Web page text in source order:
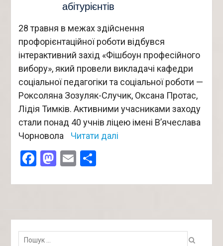
абітурієнтів
28 травня в межах здійснення
профорієнтаційної роботи відбувся
інтерактивний захід «Фішбоун професійного
вибору», який провели викладачі кафедри
соціальної педагогіки та соціальної роботи —
Роксоляна Зозуляк-Случик, Оксана Протас,
Лідія Тимків. Активними учасниками заходу
стали понад 40 учнів ліцею імені В’ячеслава
Чорновола
Читати далі
Facebook
Mastodon
EmailПоділитися
Пошук: